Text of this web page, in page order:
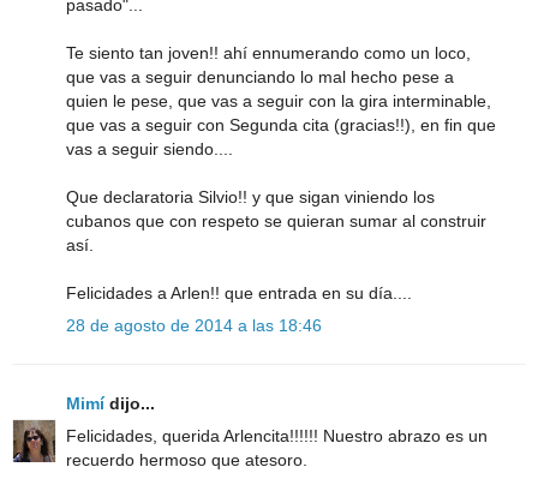
pasado"...
Te siento tan joven!! ahí ennumerando como un loco,
que vas a seguir denunciando lo mal hecho pese a
quien le pese, que vas a seguir con la gira interminable,
que vas a seguir con Segunda cita (gracias!!), en fin que
vas a seguir siendo....
Que declaratoria Silvio!! y que sigan viniendo los
cubanos que con respeto se quieran sumar al construir
así.
Felicidades a Arlen!! que entrada en su día....
28 de agosto de 2014 a las 18:46
Mimídijo...
Felicidades, querida Arlencita!!!!!! Nuestro abrazo es un
recuerdo hermoso que atesoro.